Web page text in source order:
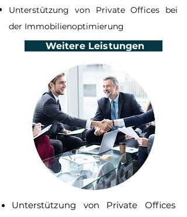
Unterstützung von Private Offices bei
der Immobilienoptimierung
Weitere Leistungen
Unterstützung von Private Offices